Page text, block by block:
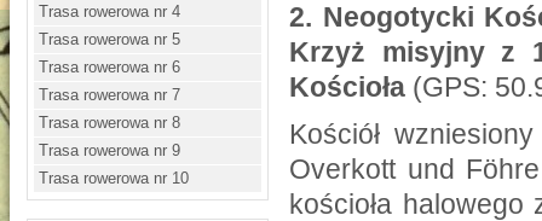
Trasa rowerowa nr 4
Trasa rowerowa nr 5
Trasa rowerowa nr 6
Trasa rowerowa nr 7
Trasa rowerowa nr 8
Trasa rowerowa nr 9
Trasa rowerowa nr 10
2. Neogotycki
Krzyż misyjny z
Kościoła (GPS:
Kościół
Overkott und
kościoła